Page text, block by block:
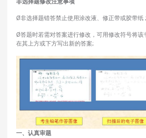
非选择题修改注意事项
Ø非选择题错答禁止使用涂改液、修正带或胶带纸 ;
Ø答题时若需对答案进行修改，可用修改符号将该
在其上方或下方写出新的答案;
一、认真审题